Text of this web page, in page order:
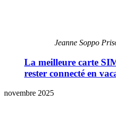
Jeanne Soppo
La meilleure carte
rester connecté en
novembre 2025